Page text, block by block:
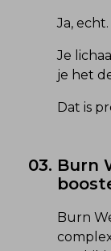
Ja, echt.
Je
je het
Dat is
03. Burn
Burn